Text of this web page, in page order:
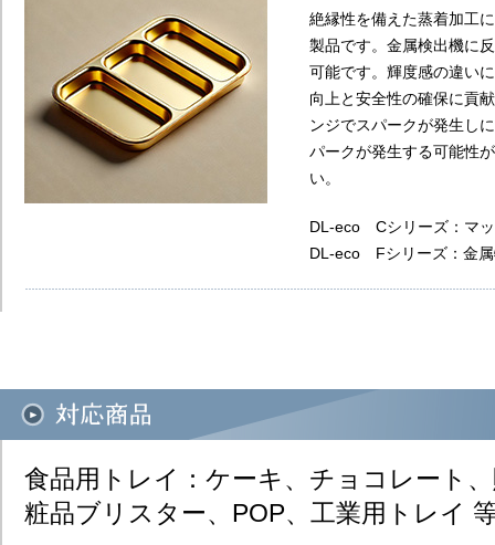
絶縁性を備えた蒸着加工
製品です。金属検出機に
可能です。輝度感の違い
向上と安全性の確保に貢
ンジでスパークが発生し
パークが発生する可能性
い。​
DL-eco Cシリーズ：マ
DL-eco Fシリーズ：金属
食品用トレイ：ケーキ、チョコレート
粧品ブリスター、POP、工業用トレイ